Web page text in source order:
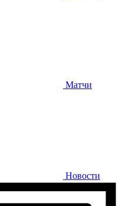
Матчи
Новости